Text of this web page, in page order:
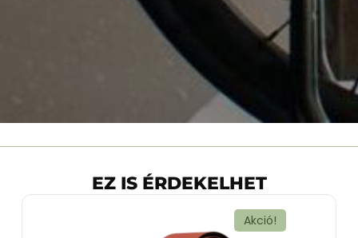
EZ IS ÉRDEKELHET
Akció!